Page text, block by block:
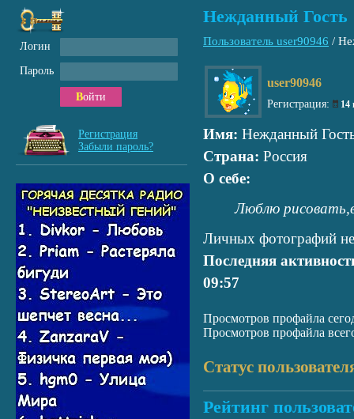
Нежданный Гость
Пользователь user90946 /
user90946
Регистрация: 14
Имя: Нежданный
Страна: Россия
О себе:
Люблю
Личных фотографий
Последняя
09:57
Просмотров профайла
Просмотров профайла
Статус
Рейтинг
Логин
Пароль
Войти
Регистрация
Забыли пароль?